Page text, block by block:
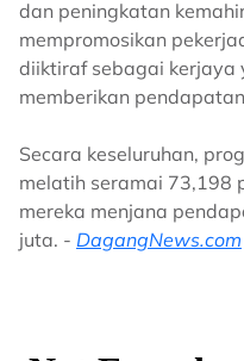
dan peningkatan
mempromosikan
diiktiraf sebagai kerjaya
memberikan
Secara keseluruhan,
melatih seramai 73,198
mereka menjana
juta. - DagangNews.com